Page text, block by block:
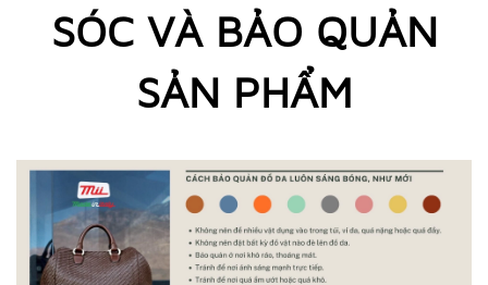
SÓC VÀ BẢO QUẢN
SẢN PHẨM